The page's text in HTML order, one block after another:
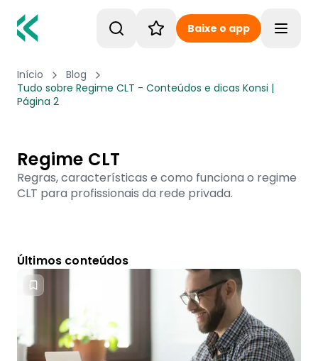
Baixe o app
Início
Blog
Tudo sobre Regime CLT - Conteúdos e dicas Konsi |
Página 2
Regime CLT
Regras, características e como funciona o regime
CLT para profissionais da rede privada.
Últimos conteúdos